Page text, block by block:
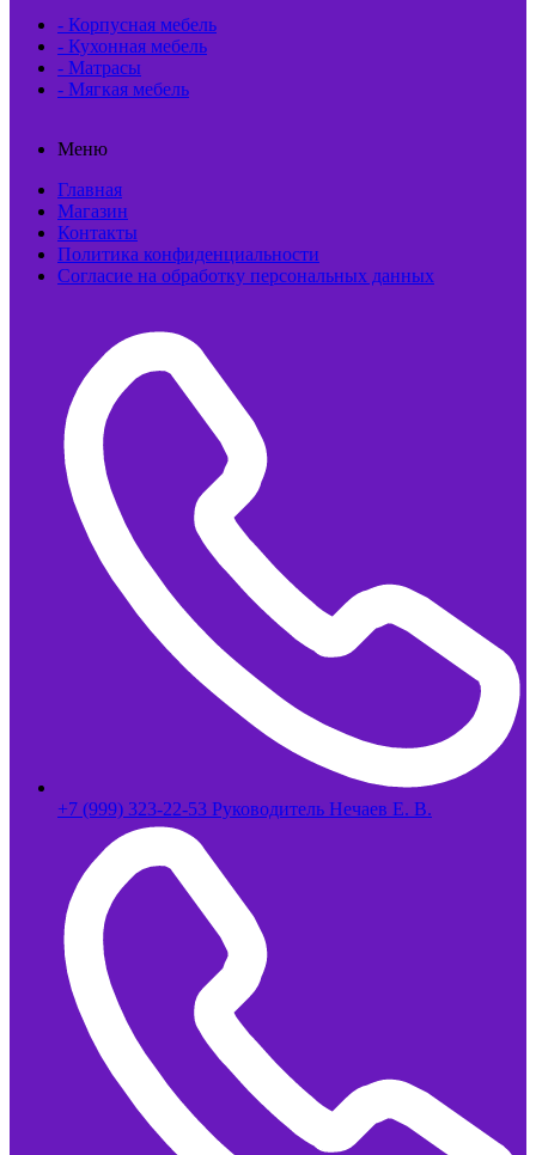
- Корпусная мебель
- Кухонная мебель
- Матрасы
- Мягкая мебель
Меню
Главная
Магазин
Контакты
Политика конфиденциальности
Согласие на обработку персональных данных
+7 (999) 323-22-53 Руководитель Нечаев Е. В.